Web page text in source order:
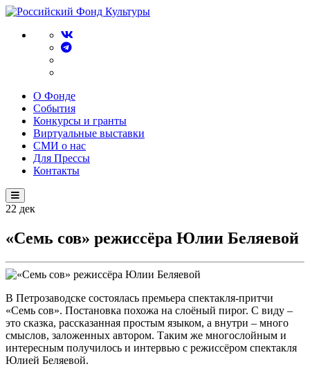
О Фонде
События
Конкурсы и гранты
Виртуальные выставки
СМИ о нас
Для Прессы
Контакты
22 дек
«Семь сов» режиссёра Юлии Беляевой
В Петрозаводске состоялась премьера спектакля-притчи
«Семь сов». Постановка похожа на слоёный пирог. С виду –
это сказка, рассказанная простым языком, а внутри – много
смыслов, заложенных автором. Таким же многослойным и
интересным получилось и интервью с режиссёром спектакля
Юлией Беляевой.